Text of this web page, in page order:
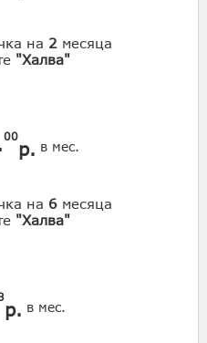
на 2 месяца
"Халва"
00
р. в мес.
на 6 месяца
"Халва"
р. в мес.